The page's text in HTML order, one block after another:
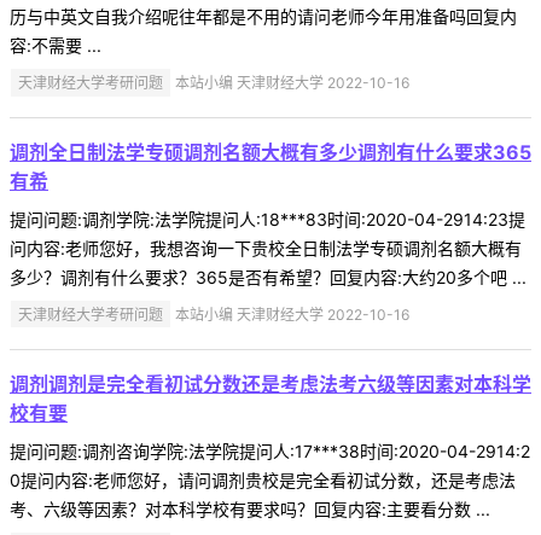
历与中英文自我介绍呢往年都是不用的请问老师今年用准备吗回复内
容:不需要 ...
天津财经大学考研问题 本站小编 天津财经大学 2022-10-16
调剂全日制法学专硕调剂名额大概有多少调剂有什么要求365
有希
提问问题:调剂学院:法学院提问人:18***83时间:2020-04-2914:23提
问内容:老师您好，我想咨询一下贵校全日制法学专硕调剂名额大概有
多少？调剂有什么要求？365是否有希望？回复内容:大约20多个吧 ...
天津财经大学考研问题 本站小编 天津财经大学 2022-10-16
调剂调剂是完全看初试分数还是考虑法考六级等因素对本科学
校有要
提问问题:调剂咨询学院:法学院提问人:17***38时间:2020-04-2914:2
0提问内容:老师您好，请问调剂贵校是完全看初试分数，还是考虑法
考、六级等因素？对本科学校有要求吗？回复内容:主要看分数 ...